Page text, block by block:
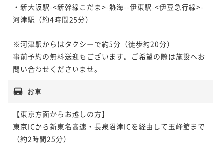
・新大阪駅-<新幹線こだま>-熱海--伊東駅-<伊豆急行線>-
河津駅（約4時間25分）
※河津駅からはタクシーで約5分（徒歩約20分）
事前予約の無料送迎もございます。ご希望の際は施設へお
お車
【東京方面からお越しの方】
東京ICから新東名高速・長泉沼津ICを経由して玉峰館まで
（約2時間25分）